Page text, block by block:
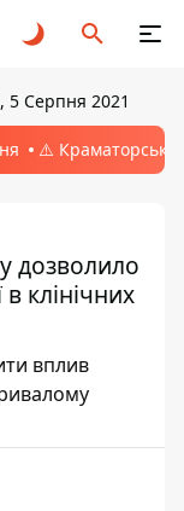
5 Серпня 2021
⚠️ Краматорськ,
дозволило
клінічних
вплив